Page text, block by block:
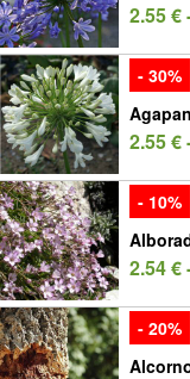
2.55 €
- 30%
2.55 €
- 10%
2.54 €
- 20%